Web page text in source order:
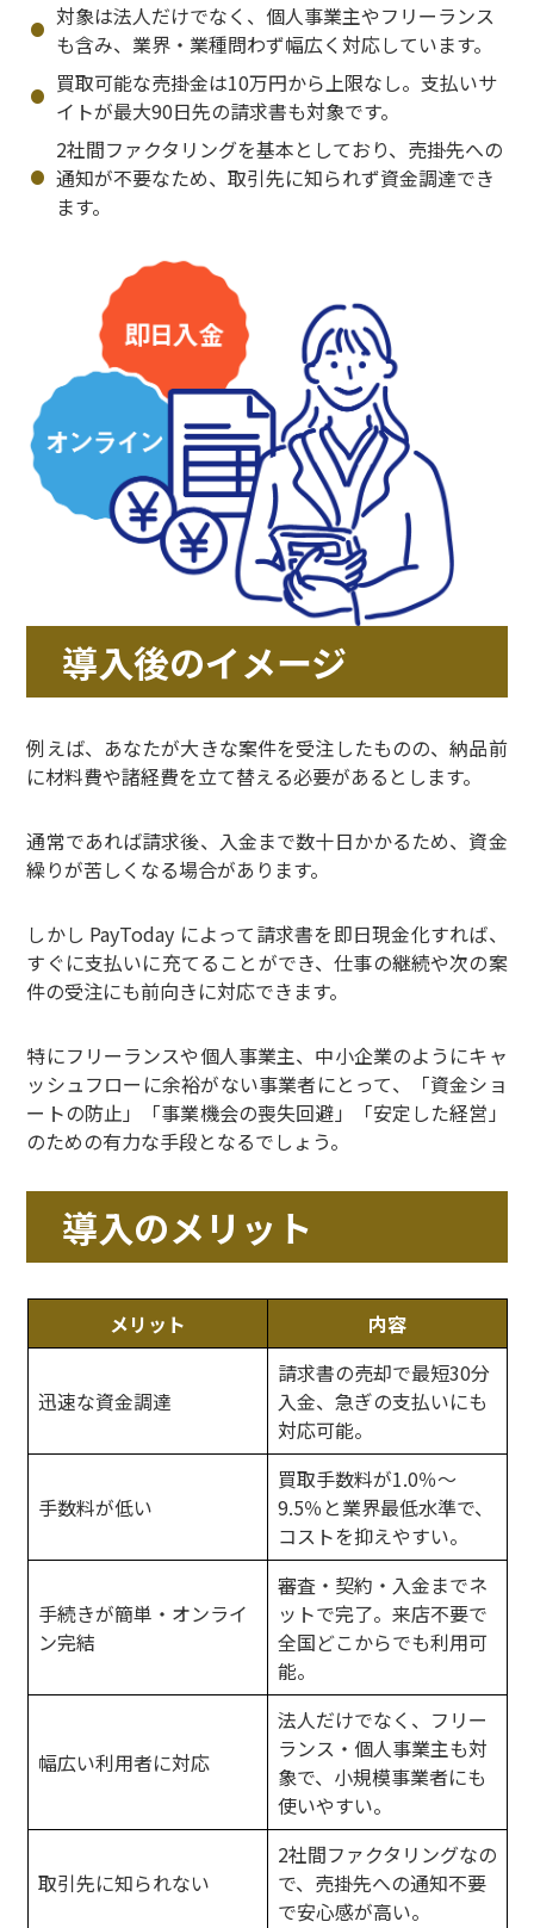
対象は法人だけでなく、個人事業主やフリーランス
も含み、業界・業種問わず幅広く対応しています。
買取可能な売掛金は10万円から上限なし。支払いサ
イトが最大90日先の請求書も対象です。
2社間ファクタリングを基本としており、売掛先への
通知が不要なため、取引先に知られず資金調達でき
ます。
導入後のイメージ
例えば、あなたが大きな案件を受注したものの、納品前
に材料費や諸経費を立て替える必要があるとします。
通常であれば請求後、入金まで数十日かかるため、資金
繰りが苦しくなる場合があります。
しかし PayToday によって請求書を即日現金化すれば、
すぐに支払いに充てることができ、仕事の継続や次の案
件の受注にも前向きに対応できます。
特にフリーランスや個人事業主、中小企業のようにキャ
ッシュフローに余裕がない事業者にとって、「資金ショ
ートの防止」「事業機会の喪失回避」「安定した経営」
のための有力な手段となるでしょう。
導入のメリット
メリット 内容
迅速な資金調達
請求書の売却で最短30分
入金、急ぎの支払いにも
対応可能。
手数料が低い
買取手数料が1.0％〜
9.5％と業界最低水準で、
コストを抑えやすい。
手続きが簡単・オンライ
ン完結
審査・契約・入金までネ
ットで完了。来店不要で
全国どこからでも利用可
能。
幅広い利用者に対応
法人だけでなく、フリー
ランス・個人事業主も対
象で、小規模事業者にも
使いやすい。
取引先に知られない
2社間ファクタリングなの
で、売掛先への通知不要
で安心感が高い。